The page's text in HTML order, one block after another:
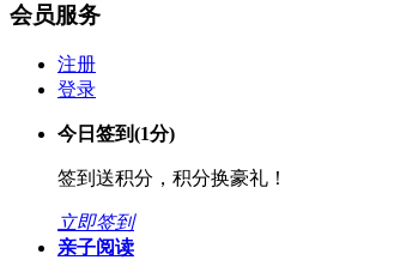
会员服务
注册
登录
今日签到(1分)
签到送积分，积分换豪礼！
立即签到
亲子阅读